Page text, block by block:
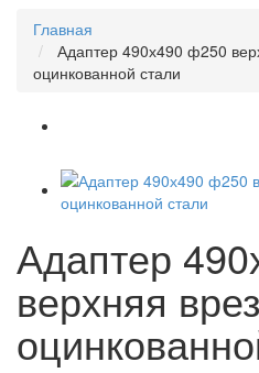
Главная
Адаптер 490х490 ф250
оцинкованной стали
Адаптер
верхняя